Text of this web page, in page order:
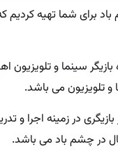
برای شما تهیه کردیم
سینما و
در زمینه اجرا و
در چشم باد می باشد.